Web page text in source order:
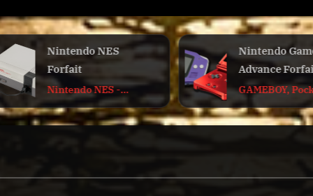
Nintendo GameBoy
Advance Forfait
GAMEBOY, Pocket,
Color, Advance
VIRTUAL BOY,
gros
nappes
Actus Retros